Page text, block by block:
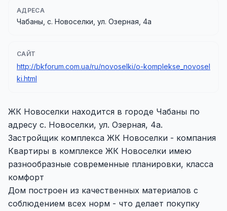
АДРЕСА
Чабаны, с. Новоселки, ул. Озерная, 4а
САЙТ
http://bkforum.com.ua/ru/novoselki/o-komplekse_novosel
ki.html
ЖК Новоселки находится в городе Чабаны по
адресу с. Новоселки, ул. Озерная, 4а.
Застройщик комплекса ЖК Новоселки - компания
Квартиры в комплексе ЖК Новоселки имею
разнообразные современные планировки, класса
комфорт
Дом построен из качественных материалов с
соблюдением всех норм - что делает покупку